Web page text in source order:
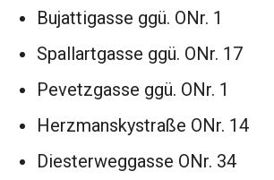
Bujattigasse ggü. ONr. 1
Spallartgasse ggü. ONr. 17
Pevetzgasse ggü. ONr. 1
Herzmanskystraße ONr. 14
Diesterweggasse ONr. 34